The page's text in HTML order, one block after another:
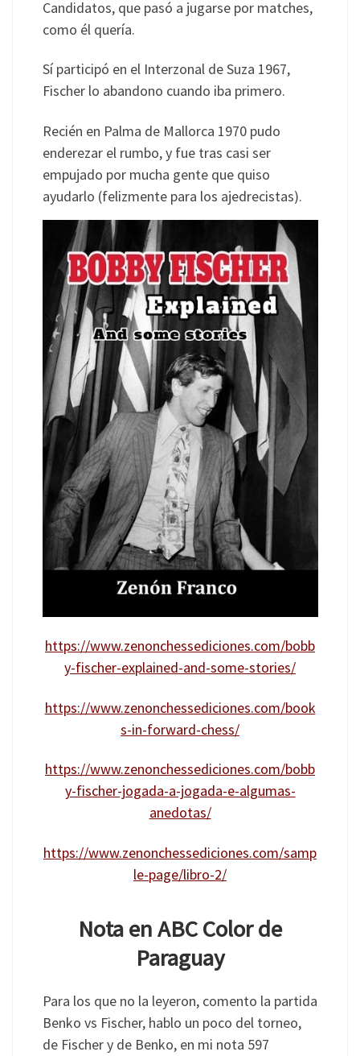
Candidatos, que pasó a jugarse por matches,
como él quería.
Sí participó en el Interzonal de Suza 1967,
Fischer lo abandono cuando iba primero.
Recién en Palma de Mallorca 1970 pudo
enderezar el rumbo, y fue tras casi ser
empujado por mucha gente que quiso
ayudarlo (felizmente para los ajedrecistas).
https://www.zenonchessediciones.com/bobb
y-fischer-explained-and-some-stories/
https://www.zenonchessediciones.com/book
s-in-forward-chess/
https://www.zenonchessediciones.com/bobb
y-fischer-jogada-a-jogada-e-algumas-
anedotas/
https://www.zenonchessediciones.com/samp
le-page/libro-2/
Nota en ABC Color de
Paraguay
Para los que no la leyeron, comento la partida
Benko vs Fischer, hablo un poco del torneo,
de Fischer y de Benko, en mi nota 597